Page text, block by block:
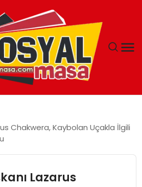
Chakwera, Kaybolan Uçakla İlgili
Lazarus